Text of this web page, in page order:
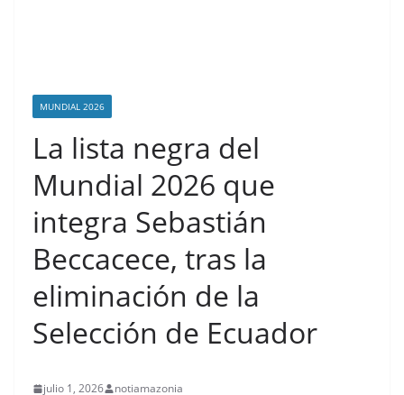
MUNDIAL 2026
La lista negra del
Mundial 2026 que
integra Sebastián
Beccacece, tras la
eliminación de la
Selección de Ecuador
julio 1, 2026 notiamazonia